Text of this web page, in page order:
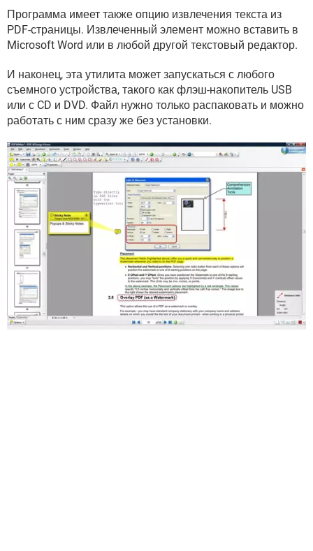
Программа имеет также опцию извлечения текста из
PDF-страницы. Извлеченный элемент можно вставить в
Microsoft Word или в любой другой текстовый редактор.
И наконец, эта утилита может запускаться с любого
съемного устройства, такого как флэш-накопитель USB
или с CD и DVD. Файл нужно только распаковать и можно
работать с ним сразу же без установки.